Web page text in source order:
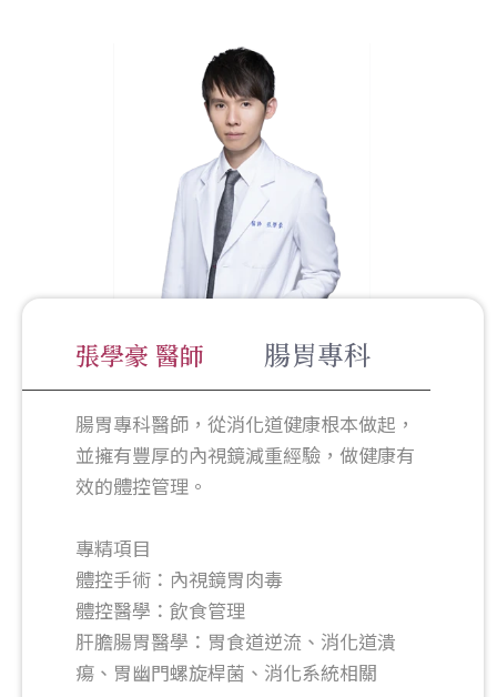
張學豪 醫師 腸胃專科
腸胃專科醫師，從消化道健康根本做起，
並擁有豐厚的內視鏡減重經驗，做健康有
效的體控管理。
專精項目
體控手術：內視鏡胃肉毒
體控醫學：飲食管理
肝膽腸胃醫學：胃食道逆流、消化道潰
瘍、胃幽門螺旋桿菌、消化系統相關